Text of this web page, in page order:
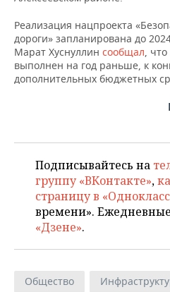
ФИГУРНОЕ КАТАНИЕ
ВОДНЫЕ ВИДЫ СПОРТА
ХОККЕЙ С МЯЧОМ
ОБРАЗОВАНИЕ
ПРОИСШЕСТВИЯ
Реализация нацпроекта
дороги» запланирована до
Марат Хуснуллин сообщал,
выполнен на год раньше, к
дополнительных бюджетных
Подписывайтесь на
группу «ВКонтакте»,
страницу в
времени».
«Дзене».
Общество